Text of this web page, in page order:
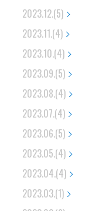
2023.12.(5)
2023.11.(4)
2023.10.(4)
2023.09.(5)
2023.08.(4)
2023.07.(4)
2023.06.(5)
2023.05.(4)
2023.04.(4)
2023.03.(1)